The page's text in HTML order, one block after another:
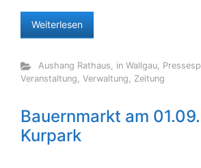
Weiterlesen
Aushang Rathaus, in Wallgau,
Veranstaltung, Verwaltung, Zeitung
Bauernmarkt am
Kurpark